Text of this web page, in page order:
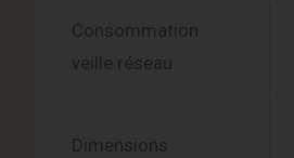
Consommation
veille réseau
Dimensions